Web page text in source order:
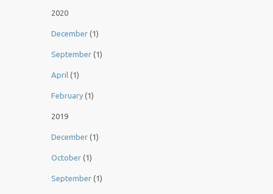
2020
December (1)
September (1)
April (1)
February (1)
2019
December (1)
October (1)
September (1)